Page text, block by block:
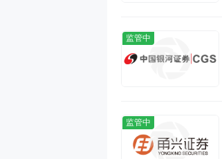
监管中
监管中